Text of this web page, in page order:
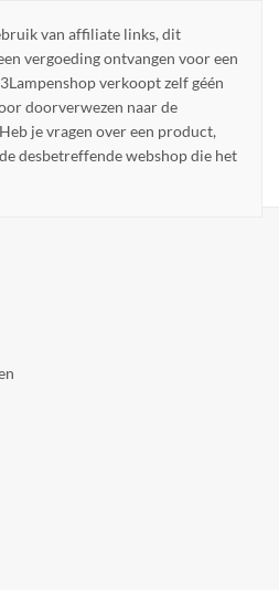
van affiliate links, dit
vergoeding ontvangen voor een
verkoopt zelf géén
doorverwezen naar de
je vragen over een product,
desbetreffende webshop die het